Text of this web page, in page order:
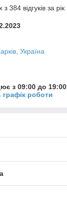
384 відгуків за рік
Україна
з 09:00 до 19:00
графік роботи